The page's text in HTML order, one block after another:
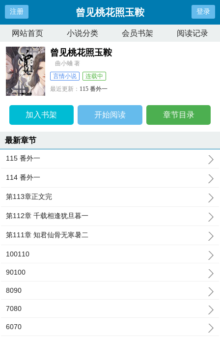
注册 曾见桃花照玉鞍 登录
网站首页 小说分类 会员书架 阅读记录
曾见桃花照玉鞍
曲小蛐 著
言情小说
连载中
最近更新： 115 番外一
加入书架 开始阅读 章节目录
最新章节
115 番外一
114 番外一
第113章正文完
第112章 千载相逢犹旦暮一
第111章 知君仙骨无寒暑二
100110
90100
8090
7080
6070